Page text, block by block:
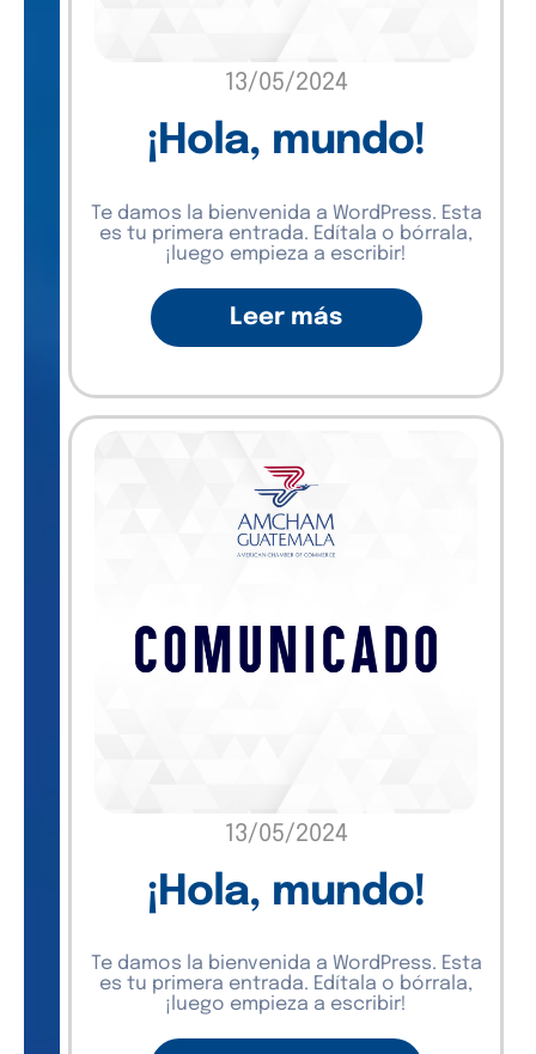
13/05/2024
¡Hola, mundo!
Te damos la bienvenida a WordPress. Esta
es tu primera entrada. Edítala o bórrala,
¡luego empieza a escribir!
Leer más
13/05/2024
¡Hola, mundo!
Te damos la bienvenida a WordPress. Esta
es tu primera entrada. Edítala o bórrala,
¡luego empieza a escribir!